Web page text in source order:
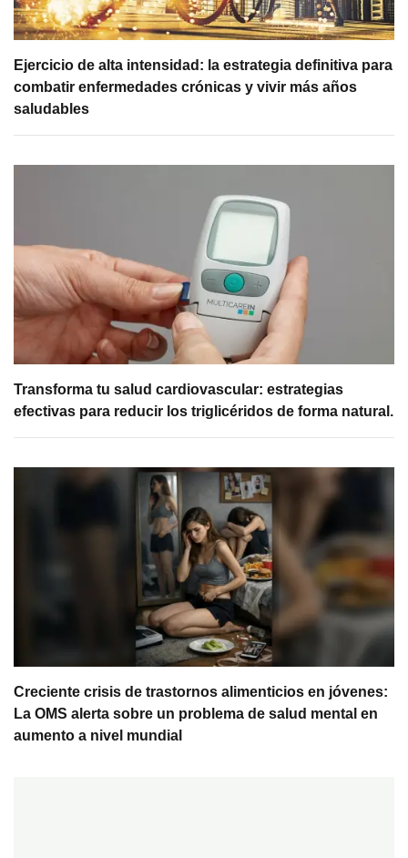
Ejercicio de alta intensidad: la estrategia definitiva para
combatir enfermedades crónicas y vivir más años
saludables
Transforma tu salud cardiovascular: estrategias
efectivas para reducir los triglicéridos de forma natural.
Creciente crisis de trastornos alimenticios en jóvenes:
La OMS alerta sobre un problema de salud mental en
aumento a nivel mundial